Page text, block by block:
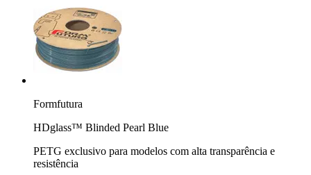
Formfutura
HDglass™ Blinded Pearl Blue
PETG exclusivo para modelos com alta transparência e
resistência